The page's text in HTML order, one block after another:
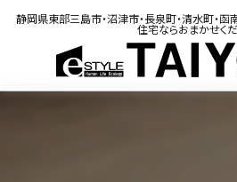
静岡県東部三島市・沼津市・長泉町・清水町・
住宅ならおまかせく